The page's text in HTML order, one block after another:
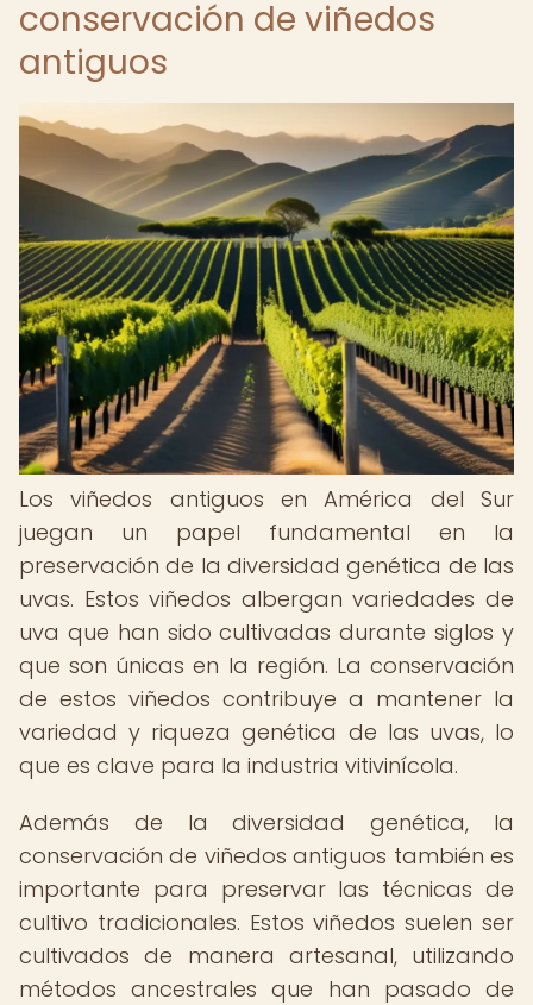
conservación de viñedos
antiguos
Los viñedos antiguos en América del Sur
juegan un papel fundamental en la
preservación de la diversidad genética de las
uvas. Estos viñedos albergan variedades de
uva que han sido cultivadas durante siglos y
que son únicas en la región. La conservación
de estos viñedos contribuye a mantener la
variedad y riqueza genética de las uvas, lo
que es clave para la industria vitivinícola.
Además de la diversidad genética, la
conservación de viñedos antiguos también es
importante para preservar las técnicas de
cultivo tradicionales. Estos viñedos suelen ser
cultivados de manera artesanal, utilizando
métodos ancestrales que han pasado de